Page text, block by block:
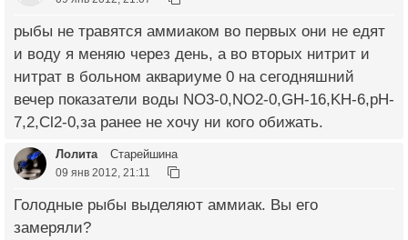
рыбы не травятся аммиаком во первых они не едят
и воду я меняю через день, а во вторых нитрит и
нитрат в больном аквариуме 0 на сегодняшний
вечер показатели воды NO3-0,NO2-0,GH-16,KH-6,pH-
7,2,Cl2-0,за ранее не хочу ни кого обижать.
Лолита Старейшина
09 янв 2012, 21:11
Голодные рыбы выделяют аммиак. Вы его
замеряли?